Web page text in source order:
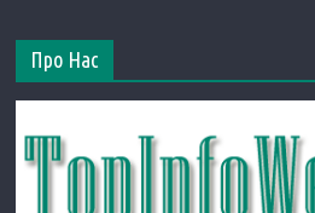
Про Нас